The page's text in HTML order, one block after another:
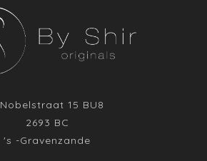
Nobelstraat 15 BU8
2693 BC
's -Gravenzande